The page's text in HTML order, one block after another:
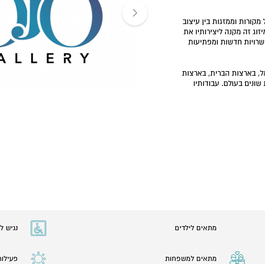
וממזגות בין עיצוב
זה מקנה ליצירותיו את
חדשות ומפתיעות
בארצות הברית, בארצות
בעולם. עבודותיו
ואף להתנסות בעצמכם
מתאים לילדים
מתאים למשפחות
נגיש